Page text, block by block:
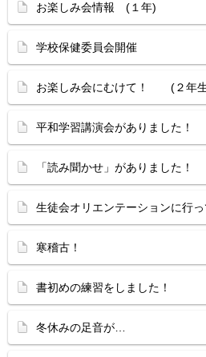
お楽しみ会情報 (１年)
学校保健委員会開催
お楽しみ会にむけて！ (２年
平和学習講演会がありました！
「読み聞かせ」がありました！
生徒会オリエンテーションに行っ
寒稽古！
書初めの練習をしました！
冬休みの足音が…